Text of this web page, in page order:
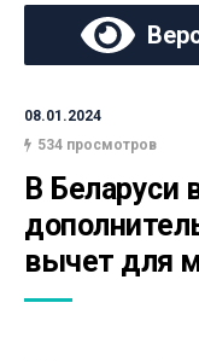
08.01.2024
534 просмотров
В Беларуси
вычет для